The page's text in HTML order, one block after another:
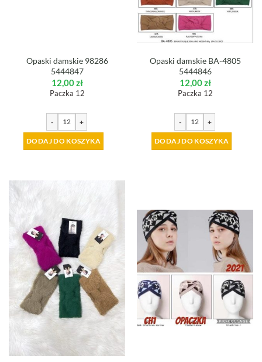
Opaski damskie 98286
5444847
12,00zł
Paczka 12
- +
DODAJ DO KOSZYKA
Opaski damskie BA-4805
5444846
12,00zł
Paczka 12
- +
DODAJ DO KOSZYKA